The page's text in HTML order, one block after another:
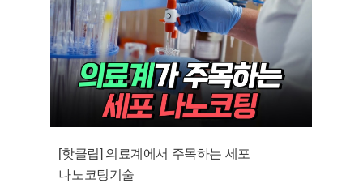
[핫클립] 의료계에서 주목하는 세포
나노코팅기술